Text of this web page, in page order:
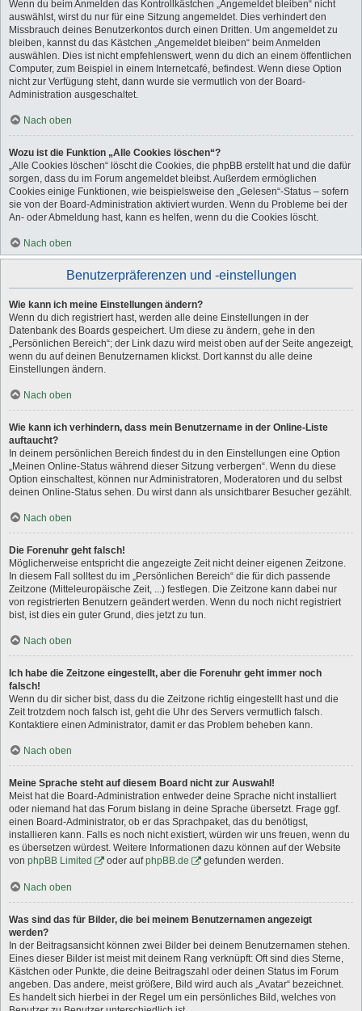
Wenn du beim Anmelden das Kontrollkästchen „Angemeldet bleiben“ nicht
auswählst, wirst du nur für eine Sitzung angemeldet. Dies verhindert den
Missbrauch deines Benutzerkontos durch einen Dritten. Um angemeldet zu
bleiben, kannst du das Kästchen „Angemeldet bleiben“ beim Anmelden
auswählen. Dies ist nicht empfehlenswert, wenn du dich an einem öffentlichen
Computer, zum Beispiel in einem Internetcafé, befindest. Wenn diese Option
nicht zur Verfügung steht, dann wurde sie vermutlich von der Board-
Administration ausgeschaltet.
Nach oben
Wozu ist die Funktion „Alle Cookies löschen“?
„Alle Cookies löschen“ löscht die Cookies, die phpBB erstellt hat und die dafür
sorgen, dass du im Forum angemeldet bleibst. Außerdem ermöglichen
Cookies einige Funktionen, wie beispielsweise den „Gelesen“-Status – sofern
sie von der Board-Administration aktiviert wurden. Wenn du Probleme bei der
An- oder Abmeldung hast, kann es helfen, wenn du die Cookies löscht.
Nach oben
Benutzerpräferenzen und -einstellungen
Wie kann ich meine Einstellungen ändern?
Wenn du dich registriert hast, werden alle deine Einstellungen in der
Datenbank des Boards gespeichert. Um diese zu ändern, gehe in den
„Persönlichen Bereich“; der Link dazu wird meist oben auf der Seite angezeigt,
wenn du auf deinen Benutzernamen klickst. Dort kannst du alle deine
Einstellungen ändern.
Nach oben
Wie kann ich verhindern, dass mein Benutzername in der Online-Liste
auftaucht?
In deinem persönlichen Bereich findest du in den Einstellungen eine Option
„Meinen Online-Status während dieser Sitzung verbergen“. Wenn du diese
Option einschaltest, können nur Administratoren, Moderatoren und du selbst
deinen Online-Status sehen. Du wirst dann als unsichtbarer Besucher gezählt.
Nach oben
Die Forenuhr geht falsch!
Möglicherweise entspricht die angezeigte Zeit nicht deiner eigenen Zeitzone.
In diesem Fall solltest du im „Persönlichen Bereich“ die für dich passende
Zeitzone (Mitteleuropäische Zeit, ...) festlegen. Die Zeitzone kann dabei nur
von registrierten Benutzern geändert werden. Wenn du noch nicht registriert
bist, ist dies ein guter Grund, dies jetzt zu tun.
Nach oben
Ich habe die Zeitzone eingestellt, aber die Forenuhr geht immer noch
falsch!
Wenn du dir sicher bist, dass du die Zeitzone richtig eingestellt hast und die
Zeit trotzdem noch falsch ist, geht die Uhr des Servers vermutlich falsch.
Kontaktiere einen Administrator, damit er das Problem beheben kann.
Nach oben
Meine Sprache steht auf diesem Board nicht zur Auswahl!
Meist hat die Board-Administration entweder deine Sprache nicht installiert
oder niemand hat das Forum bislang in deine Sprache übersetzt. Frage ggf.
einen Board-Administrator, ob er das Sprachpaket, das du benötigst,
installieren kann. Falls es noch nicht existiert, würden wir uns freuen, wenn du
es übersetzen würdest. Weitere Informationen dazu können auf der Website
von phpBB Limited oder aufphpBB.de gefunden werden.
Nach oben
Was sind das für Bilder, die bei meinem Benutzernamen angezeigt
werden?
In der Beitragsansicht können zwei Bilder bei deinem Benutzernamen stehen.
Eines dieser Bilder ist meist mit deinem Rang verknüpft: Oft sind dies Sterne,
Kästchen oder Punkte, die deine Beitragszahl oder deinen Status im Forum
angeben. Das andere, meist größere, Bild wird auch als „Avatar“ bezeichnet.
Es handelt sich hierbei in der Regel um ein persönliches Bild, welches von